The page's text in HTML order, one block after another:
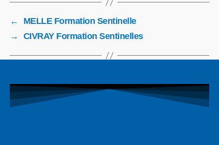
←
MELLE Formation Sentinelle
→
CIVRAY Formation Sentinelles